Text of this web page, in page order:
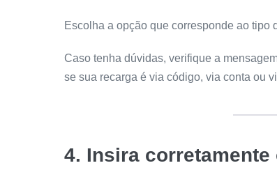
Escolha a opção que corresponde ao tipo
Caso tenha dúvidas, verifique a
se sua recarga é via código, via conta ou
4. Insira